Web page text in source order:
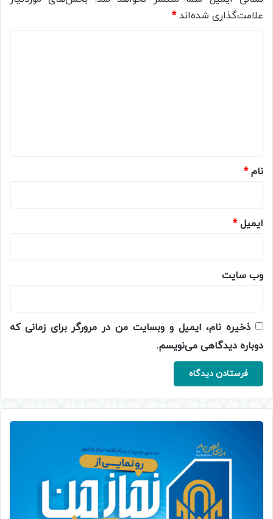
علامت‌گذاری شده‌اند*
نام*
ایمیل*
وب‌ سایت
ذخیره نام، ایمیل و وبسایت من در مرورگر برای زمانی که
دوباره دیدگاهی می‌نویسم.